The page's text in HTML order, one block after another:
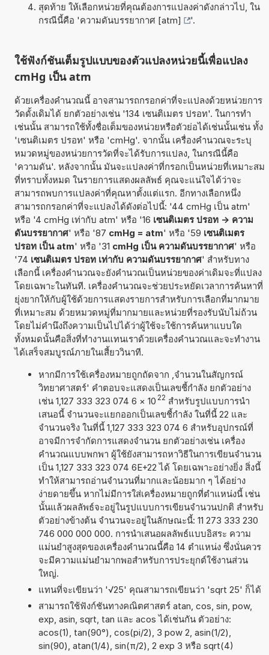
สุดท้าย ให้เลือกหน่วยที่คุณต้องการแปลงค่าดังกล่าวไป, ใน
กรณีนี้คือ 'ความดันบรรยากาศ [atm] '.
ใช้ฟังก์ชันเต็มรูปแบบของตัวแปลงหน่วยนี้เพื่อแปลง
cmHg เป็น atm
ด้วยเครื่องคำนวณนี้ อาจสามารถกรอกค่าที่จะแปลงด้วยหน่วยการ
วัดดั้งเดิมได้ ยกตัวอย่างเช่น '134 เซนติเมตร ปรอท'. ในการทำ
เช่นนั้น สามารถใช้ทั้งชื่อเต็มของหน่วยหรือตัวย่อได้เช่นนั้นเช่น ทั้ง
'เซนติเมตร ปรอท' หรือ 'cmHg'. จากนั้น เครื่องคำนวณจะระบุ
หมวดหมู่ของหน่วยการวัดที่จะได้รับการแปลง, ในกรณีนี้คือ
'ความดัน'. หลังจากนั้น มันจะแปลงค่าที่กรอกเป็นหน่วยที่เหมาะสม
ที่ทราบทั้งหมด ในรายการแสดงผลลัพธ์ คุณจะแน่ใจได้ว่าจะ
สามารถพบการแปลงค่าที่คุณหาตั้งแต่แรก. อีกทางเลือกหนึ่ง
สามารถกรอกค่าที่จะแปลงได้ดังต่อไปนี้: '44 cmHg เป็น atm'
หรือ '4 cmHg เท่ากับ atm' หรือ '16 เซนติเมตร ปรอท -> ความ
ดันบรรยากาศ' หรือ '87 cmHg = atm' หรือ '59 เซนติเมตร
ปรอท เป็น atm' หรือ '31 cmHg เป็น ความดันบรรยากาศ' หรือ
'74 เซนติเมตร ปรอท เท่ากับ ความดันบรรยากาศ' สำหรับทาง
เลือกนี้ เครื่องคำนวณจะยังคำนวณเป็นหน่วยของค่าเดิมจะที่แปลง
โดยเฉพาะในทันที. เครื่องคำนวณจะช่วยประหยัดเวลาการค้นหาที่
ยุ่งยากให้กับผู้ใช้ด้วยการแสดงรายการสำหรับการเลือกที่มากมาย
ที่เหมาะสม ด้วยหมวดหมู่ที่มากมายและหน่วยที่รองรับนับไม่ถ้วน
โดยไม่คำนึงถึงความเป็นไปได้ว่าผู้ใช้จะใช้การค้นหาแบบใด
ทั้งหมดนั้นคือสิ่งที่ทำงานแทนเราด้วยเครื่องคำนวณและจะทำงาน
ได้เสร็จสมบูรณ์ภายในเสี้ยววินาที.
หากมีการใช้เครื่องหมายถูกถัดจาก ,จำนวนในสัญกรณ์
วิทยาศาสตร์' คำตอบจะแสดงเป็นเลขชี้กำลัง ยกตัวอย่าง
เช่น 1,127 333 323 074 6 × 10 22 สำหรับรูปแบบการนำ
เสนอนี้ จำนวนจะแยกออกเป็นเลขชี้กำลัง ในที่นี้ 22 และ
จำนวนจริง ในที่นี้ 1,127 333 323 074 6 สำหรับอุปกรณ์ที่
อาจมีการจำกัดการแสดงจำนวน ยกตัวอย่างเช่น เครื่อง
คำนวณแบบพกพา ผู้ใช้ยังสามารถหาวิธีในการเขียนจำนวน
เป็น 1,127 333 323 074 6E+22 ได้ โดยเฉพาะอย่างยิ่ง สิ่งนี้
ทำให้สามารถอ่านจำนวนที่มากและน้อยมาก ๆ ได้อย่าง
ง่ายดายขึ้น หากไม่มีการใส่เครื่องหมายถูกที่ตำแหน่งนี้ เช่น
นั้นแล้วผลลัพธ์จะอยู่ในรูปแบบการเขียนจำนวนปกติ สำหรับ
ตัวอย่างข้างต้น จำนวนจะอยู่ในลักษณะนี้: 11 273 333 230
746 000 000 000. การนำเสนอผลลัพธ์แบบอิสระ ความ
แม่นยำสูงสุดของเครื่องคำนวณนี้คือ 14 ตำแหน่ง ซึ่งนั่นควร
จะมีความแม่นยำมากพอสำหรับการประยุกต์ใช้งานส่วน
ใหญ่.
แทนที่จะเขียนว่า '√25' คุณสามารถเขียนว่า 'sqrt 25' ก็ได้
สามารถใช้ฟังก์ชันทางคณิตศาสตร์ atan, cos, sin, pow,
exp, asin, sqrt, tan และ acos ได้เช่นกัน ตัวอย่าง:
acos(1), tan(90°), cos(pi/2), 3 pow 2, asin(1/2),
sin(90), atan(1/4), sin(π/2), 2 exp 3 หรือ sqrt(4)